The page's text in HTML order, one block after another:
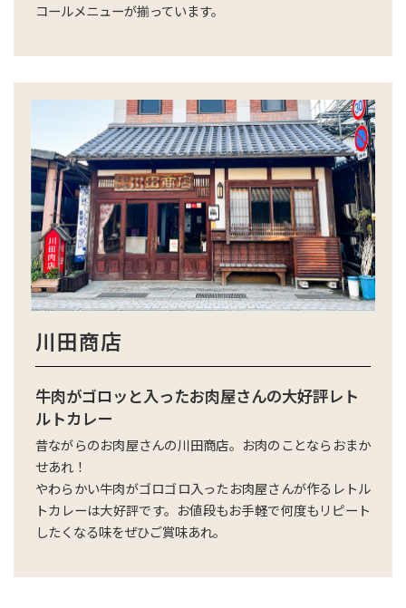
コールメニューが揃っています。
川田商店
牛肉がゴロッと入ったお肉屋さんの大好評レト
ルトカレー
昔ながらのお肉屋さんの川田商店。お肉のことならおまか
せあれ！
やわらかい牛肉がゴロゴロ入ったお肉屋さんが作るレトル
トカレーは大好評です。お値段もお手軽で何度もリピート
したくなる味をぜひご賞味あれ。